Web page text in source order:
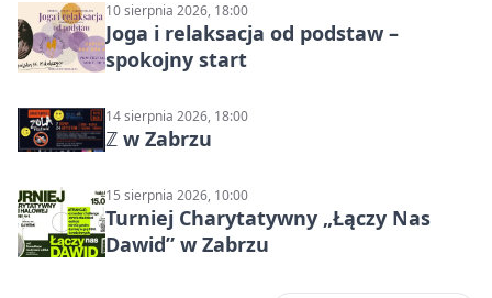
10 sierpnia 2026, 18:00
Joga i relaksacja od podstaw –
spokojny start
14 sierpnia 2026, 18:00
ℤ w Zabrzu
15 sierpnia 2026, 10:00
Turniej Charytatywny „Łączy Nas
Dawid” w Zabrzu